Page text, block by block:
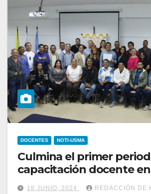
DOCENTES NOTI-USMA
Culmina el primer
capacitación docente en
18 JUNIO, 2024 REDACCIÓN DE